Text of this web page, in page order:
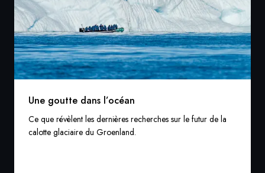
Une goutte dans l’océan
Ce que révèlent les dernières recherches sur le futur de la
calotte glaciaire du Groenland.